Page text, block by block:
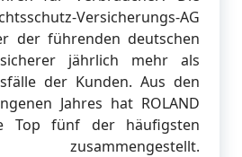
Versicherungs-AG
der führenden deutschen
jährlich mehr als
der Kunden. Aus den
Jahres hat ROLAND
Top fünf der häufigsten
zusammengestellt.